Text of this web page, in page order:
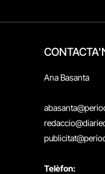
Ana Basanta
Telèfon: